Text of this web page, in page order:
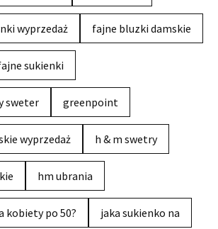
wyprzedaż fajne bluzki damskie
sukienki
sweter greenpoint
wyprzedaż h & m swetry
hm ubrania
kobiety po 50? jaka sukienko na